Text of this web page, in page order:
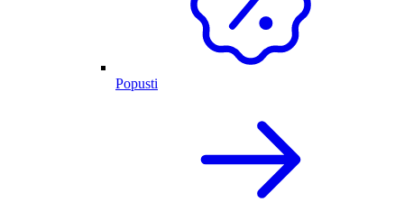
Popusti